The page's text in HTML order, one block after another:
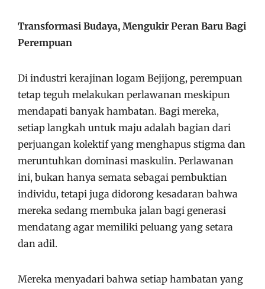
Transformasi Budaya, Mengukir Peran Baru Bagi
Perempuan
Di industri kerajinan logam Bejijong, perempuan
tetap teguh melakukan perlawanan meskipun
mendapati banyak hambatan. Bagi mereka,
setiap langkah untuk maju adalah bagian dari
perjuangan kolektif yang menghapus stigma dan
meruntuhkan dominasi maskulin. Perlawanan
ini, bukan hanya semata sebagai pembuktian
individu, tetapi juga didorong kesadaran bahwa
mereka sedang membuka jalan bagi generasi
mendatang agar memiliki peluang yang setara
dan adil.
Mereka menyadari bahwa setiap hambatan yang